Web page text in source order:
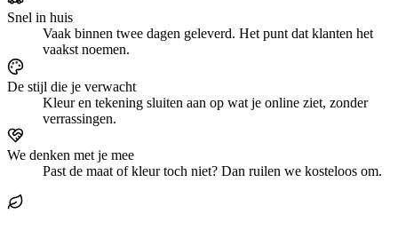
Snel in huis
Vaak binnen twee dagen geleverd. Het punt dat klanten het
vaakst noemen.
De stijl die je verwacht
Kleur en tekening sluiten aan op wat je online ziet, zonder
verrassingen.
We denken met je mee
Past de maat of kleur toch niet? Dan ruilen we kosteloos om.